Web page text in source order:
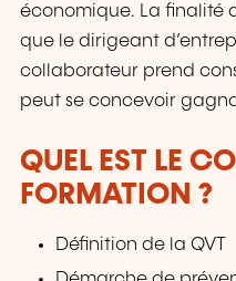
économique. La finalité
que le dirigeant
collaborateur prend
peut se concevoir
QUEL EST LE
FORMATION ?
Définition de la QVT